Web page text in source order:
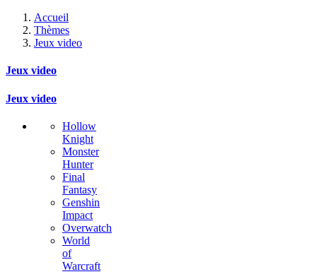
Accueil
Thèmes
Jeux video
Jeux video
Jeux video
Hollow
Knight
Monster
Hunter
Final
Fantasy
Genshin
Impact
Overwatch
World
of
Warcraft